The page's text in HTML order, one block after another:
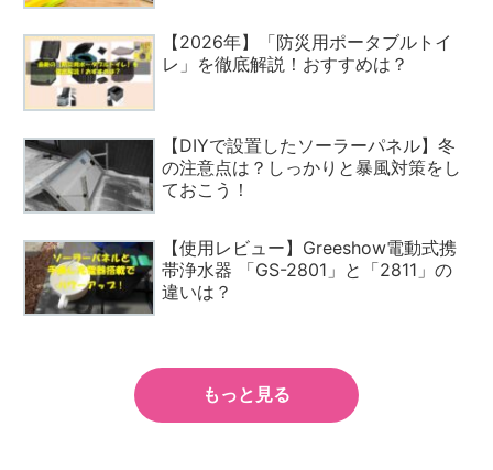
【2026年】「防災用ポータブルトイ
レ」を徹底解説！おすすめは？
【DIYで設置したソーラーパネル】冬
の注意点は？しっかりと暴風対策をし
ておこう！
【使用レビュー】Greeshow電動式携
帯浄水器 「GS-2801」と「2811」の
違いは？
もっと見る